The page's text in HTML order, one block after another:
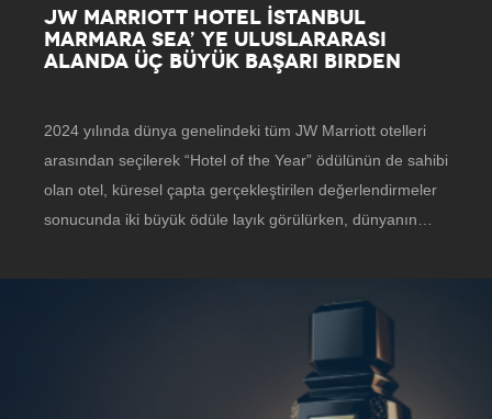
JW MARRIOTT HOTEL İSTANBUL
MARMARA SEA’ YE ULUSLARARASI
ALANDA ÜÇ BÜYÜK BAŞARI BIRDEN
2024 yılında dünya genelindeki tüm JW Marriott otelleri
arasından seçilerek “Hotel of the Year” ödülünün de sahibi
olan otel, küresel çapta gerçekleştirilen değerlendirmeler
sonucunda iki büyük ödüle layık görülürken, dünyanın…